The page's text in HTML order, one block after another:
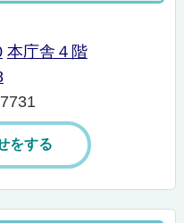
本庁舎４階
をする